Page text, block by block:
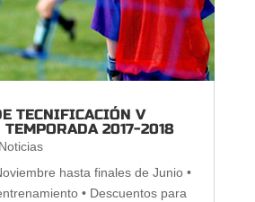
TECNIFICACIÓN V
TEMPORADA 2017-2018
Noticias
hasta finales de Junio •
• Descuentos para